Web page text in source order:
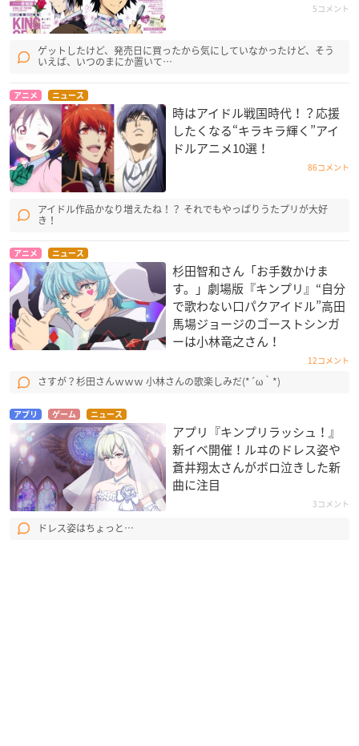
5コメント
ゲットしたけど、発売日に買ったから気にしていなかったけど、そう
いえば、いつのまにか置いて…
アニメ ニュース
時はアイドル戦国時代！？応援
したくなる“キラキラ輝く”アイ
ドルアニメ10選！
86コメント
アイドル作品かなり増えたね！？ それでもやっぱりうたプリが大好
き！
アニメ ニュース
杉田智和さん「お手数かけま
す。」劇場版『キンプリ』“自分
で歌わない口パクアイドル”高田
馬場ジョージのゴーストシンガ
ーは小林竜之さん！
12コメント
さすが？杉田さんｗｗｗ 小林さんの歌楽しみだ(*´ω｀*)
アプリ ゲーム ニュース
アプリ『キンプリラッシュ！』
新イベ開催！ルヰのドレス姿や
蒼井翔太さんがボロ泣きした新
曲に注目
3コメント
ドレス姿はちょっと…